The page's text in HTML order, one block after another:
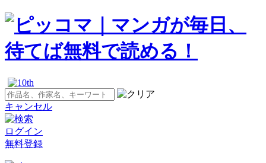
キャンセル
ログイン
無料登録